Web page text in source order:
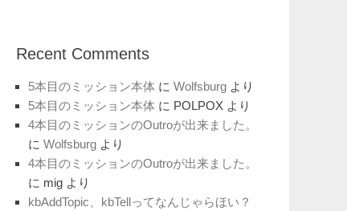
Recent Comments
5本目のミッション本体 に Wolfsburg より
5本目のミッション本体 に POLPOX より
4本目のミッションのOutroが出来ました。
に Wolfsburg より
4本目のミッションのOutroが出来ました。
に mig より
kbAddTopic、kbTellってなんじゃらほい？